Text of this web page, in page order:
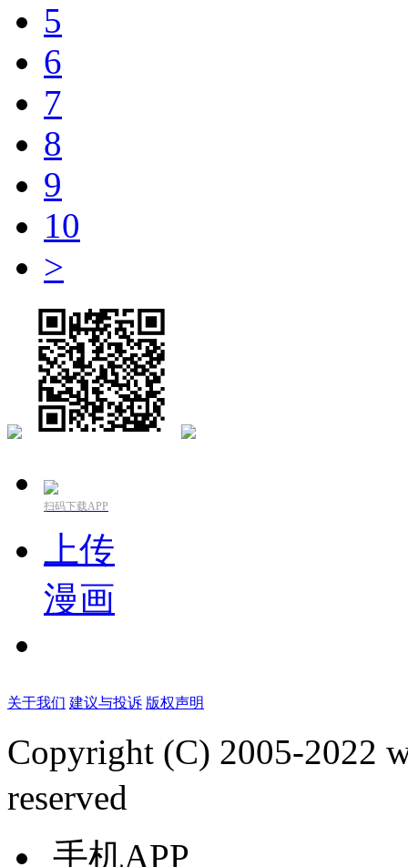
5
6
7
8
9
10
>
扫码下载APP
上传
漫画
关于我们 建议与投诉 版权声明
Copyright (C) 2005-2022
reserved
手机APP